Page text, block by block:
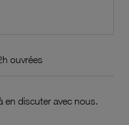
ouvrées
en discuter avec nous.